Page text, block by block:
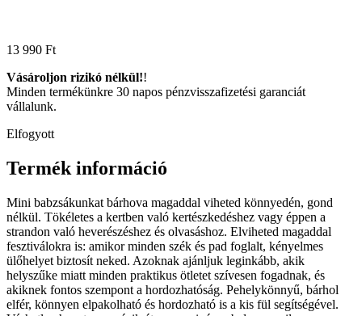
13 990 Ft
Vásároljon rizikó nélkül!!
Minden termékünkre 30 napos pénzvisszafizetési garanciát
vállalunk.
Elfogyott
Termék információ
Mini babzsákunkat bárhova magaddal viheted könnyedén, gond
nélkül. Tökéletes a kertben való kertészkedéshez vagy éppen a
strandon való heverészéshez és olvasáshoz. Elviheted magaddal
fesztiválokra is: amikor minden szék és pad foglalt, kényelmes
ülőhelyet biztosít neked. Azoknak ajánljuk leginkább, akik
helyszűke miatt minden praktikus ötletet szívesen fogadnak, és
akiknek fontos szempont a hordozhatóság. Pehelykönnyű, bárhol
elfér, könnyen elpakolható és hordozható is a kis fül segítségével.